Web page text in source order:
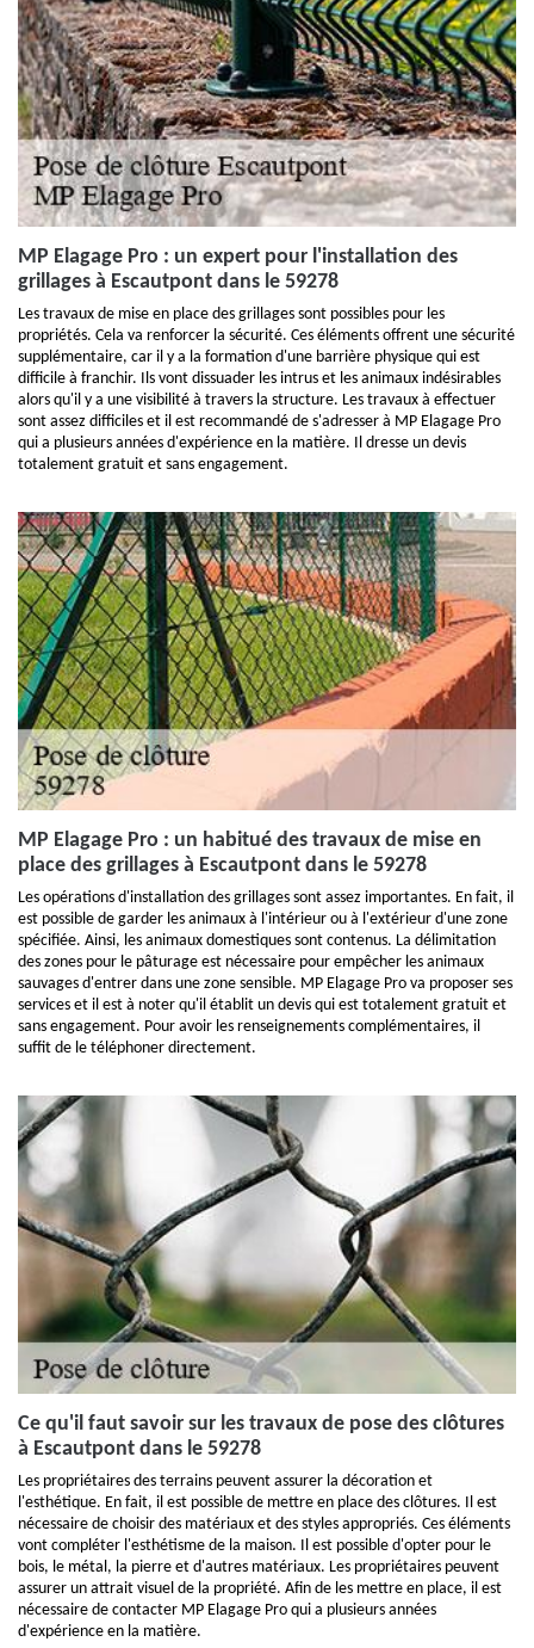
MP Elagage Pro : un expert pour l'installation des
grillages à Escautpont dans le 59278
Les travaux de mise en place des grillages sont possibles pour les
propriétés. Cela va renforcer la sécurité. Ces éléments offrent une sécurité
supplémentaire, car il y a la formation d'une barrière physique qui est
difficile à franchir. Ils vont dissuader les intrus et les animaux indésirables
alors qu'il y a une visibilité à travers la structure. Les travaux à effectuer
sont assez difficiles et il est recommandé de s'adresser à MP Elagage Pro
qui a plusieurs années d'expérience en la matière. Il dresse un devis
totalement gratuit et sans engagement.
MP Elagage Pro : un habitué des travaux de mise en
place des grillages à Escautpont dans le 59278
Les opérations d'installation des grillages sont assez importantes. En fait, il
est possible de garder les animaux à l'intérieur ou à l'extérieur d'une zone
spécifiée. Ainsi, les animaux domestiques sont contenus. La délimitation
des zones pour le pâturage est nécessaire pour empêcher les animaux
sauvages d'entrer dans une zone sensible. MP Elagage Pro va proposer ses
services et il est à noter qu'il établit un devis qui est totalement gratuit et
sans engagement. Pour avoir les renseignements complémentaires, il
suffit de le téléphoner directement.
Ce qu'il faut savoir sur les travaux de pose des clôtures
à Escautpont dans le 59278
Les propriétaires des terrains peuvent assurer la décoration et
l'esthétique. En fait, il est possible de mettre en place des clôtures. Il est
nécessaire de choisir des matériaux et des styles appropriés. Ces éléments
vont compléter l'esthétisme de la maison. Il est possible d'opter pour le
bois, le métal, la pierre et d'autres matériaux. Les propriétaires peuvent
assurer un attrait visuel de la propriété. Afin de les mettre en place, il est
nécessaire de contacter MP Elagage Pro qui a plusieurs années
d'expérience en la matière.